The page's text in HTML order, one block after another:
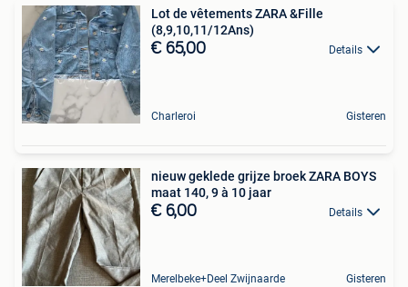
Lot de vêtements ZARA &Fille
(8,9,10,11/12Ans)
€ 65,00 Details
Charleroi Gisteren
nieuw geklede grijze broek ZARA BOYS
maat 140, 9 à 10 jaar
€ 6,00 Details
Merelbeke+Deel Zwijnaarde Gisteren